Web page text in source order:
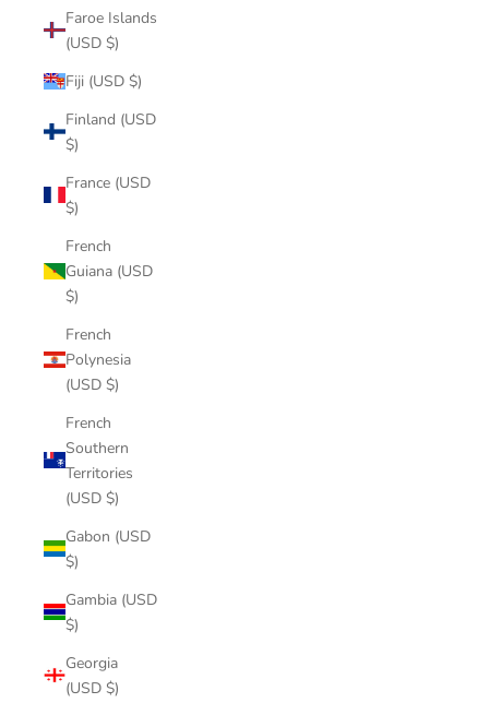
Faroe Islands
(USD $)
Fiji (USD $)
Finland (USD
$)
France (USD
$)
French
Guiana (USD
$)
French
Polynesia
(USD $)
French
Southern
Territories
(USD $)
Gabon (USD
$)
Gambia (USD
$)
Georgia
(USD $)